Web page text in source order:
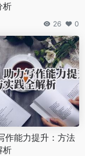
析
26 0
作能力提升：方法
析